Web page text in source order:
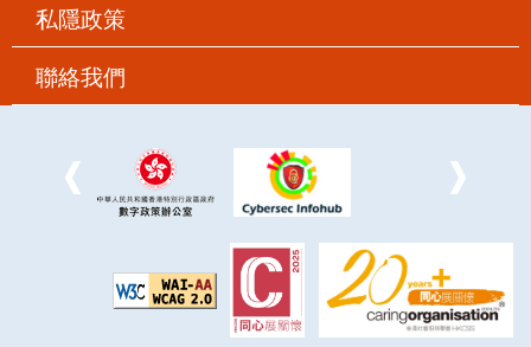
私隱政策
聯絡我們